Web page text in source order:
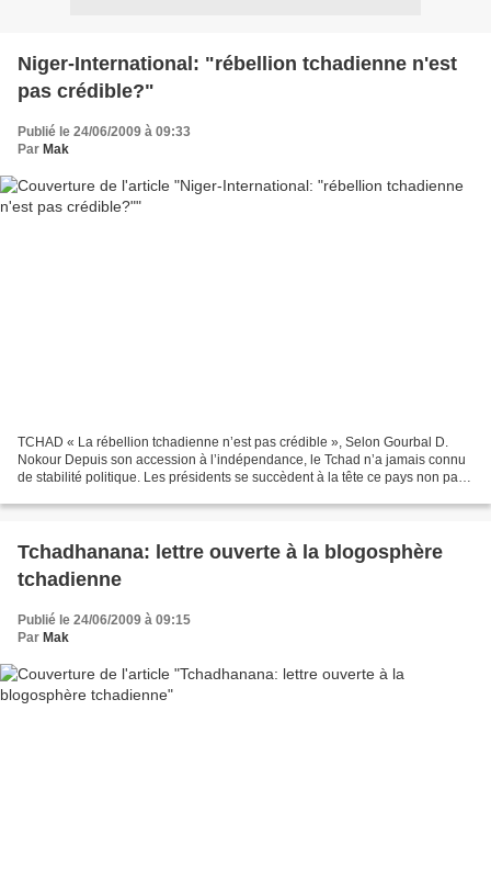
Niger-International: "rébellion tchadienne n'est
pas crédible?"
Publié le 24/06/2009 à 09:33
Par Mak
TCHAD « La rébellion tchadienne n’est pas crédible », Selon Gourbal D.
Nokour Depuis son accession à l’indépendance, le Tchad n’a jamais connu
de stabilité politique. Les présidents se succèdent à la tête ce pays non pas
Tchadhanana: lettre ouverte à la blogosphère
tchadienne
Publié le 24/06/2009 à 09:15
Par Mak